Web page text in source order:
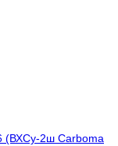
(ВХСу-2ш Carboma